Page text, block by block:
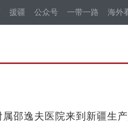
援疆 公众号 一带一路 海外
逸夫医院来到新疆生产